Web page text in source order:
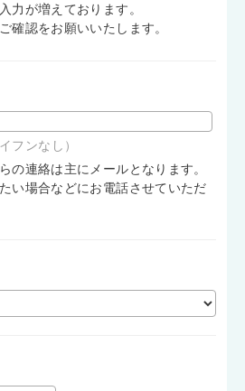
力が増えております。
確認をお願いいたします。
フンなし）
の連絡は主にメールとなります。
い場合などにお電話させていただ